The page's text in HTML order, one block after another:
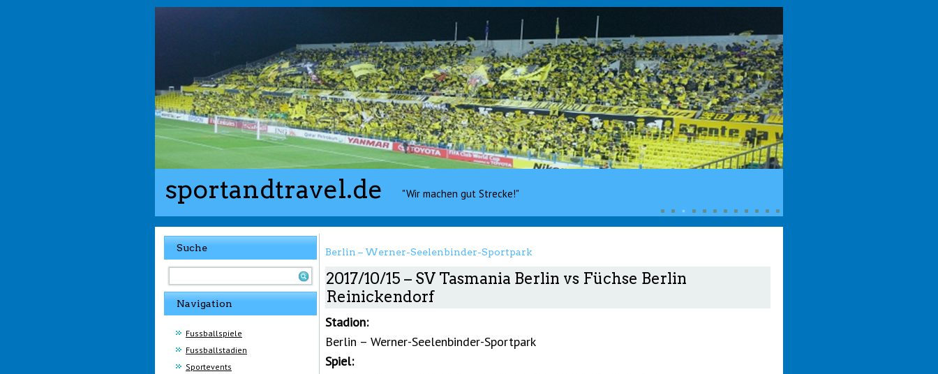
sportandtravel.de "Wir machen gut Strecke!"
Suche
Navigation
Fussballspiele
Fussballstadien
Sportevents
Berlin – Werner-Seelenbinder-Sportpark
2017/10/15 – SV Tasmania Berlin vs Füchse Berlin
Reinickendorf
Stadion:
Berlin – Werner-Seelenbinder-Sportpark
Spiel: